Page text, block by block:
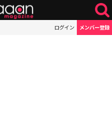
ログイン メンバー登録